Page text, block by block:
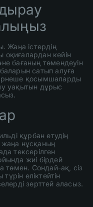
Жаңа істердің
кейін
бағаның төмендеуін
сатып алуға
қосымшаларды
уақытын дұрыс
құрбан етудің
нұсқаның
тексерілген
жиі бірдей
төмен. Сондай-ақ, сіз
еліктейтін
зерттей аласыз.